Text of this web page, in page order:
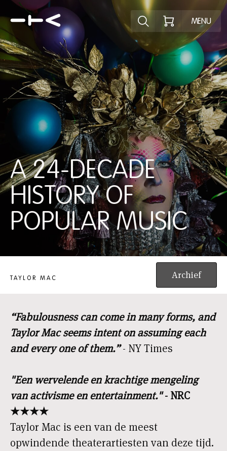
Ontdek het
MENU
A 24-DECADE
HISTORY OF
POPULAR MUSIC
TAYLOR MAC Archief
“Fabulousness can come in many forms, and
Taylor Mac seems intent on assuming each
and every one of them.”- NY Times
"Een wervelende en krachtige mengeling
van activisme en entertainment."- NRC
★★★★
Taylor Mac is een van de meest
opwindende theaterartiesten van deze tijd.